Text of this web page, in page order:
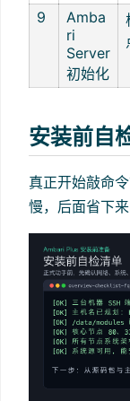
9
Amba
ri
Server
初始化
安装前自
真正开始敲命
慢，后面省下